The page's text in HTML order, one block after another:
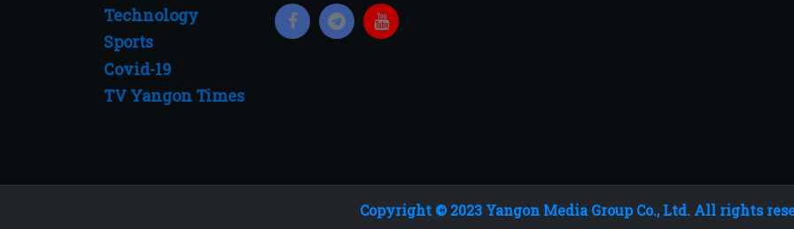
Technology
Sports
Covid-19
TV Yangon Times
Copyright © 2023 Yangon Media Group Co., Ltd. All rights